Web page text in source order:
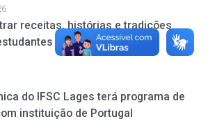
receitas, histórias e tradições
do IFSC Lages terá programa de
instituição de Portugal